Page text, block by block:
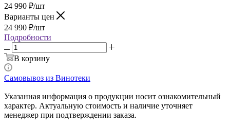
24 990 ₽/шт
Варианты цен
24 990 ₽/шт
Подробности
В корзину
Самовывоз из Винотеки
Указанная информация о продукции носит ознакомительный
характер. Актуальную стоимость и наличие уточняет
менеджер при подтверждении заказа.